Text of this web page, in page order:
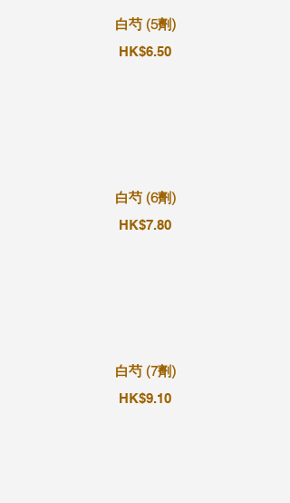
白芍 (5劑)
HK$6.50
白芍 (6劑)
HK$7.80
白芍 (7劑)
HK$9.10